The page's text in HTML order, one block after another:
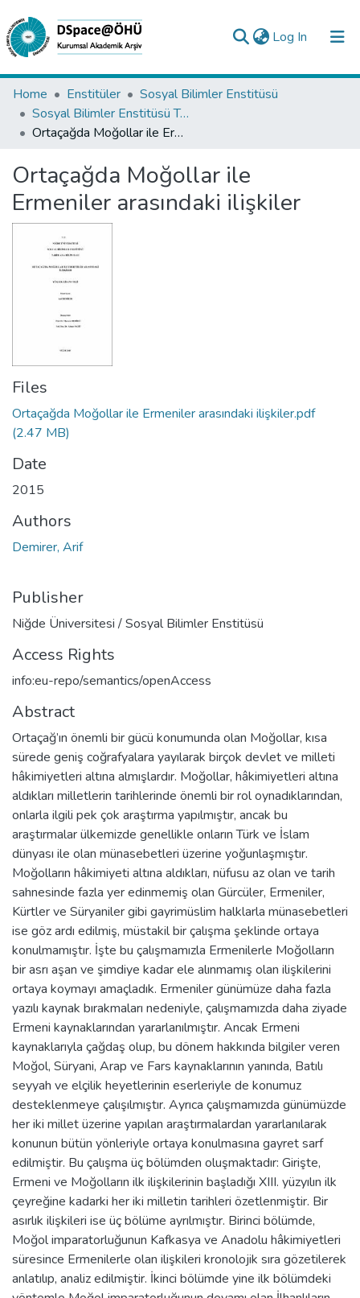
Log In (current)
Collections
All of DSpace
Analyze
Request/Question
Home Enstitüler
Sosyal Bilimler Enstitüsü
Sosyal Bilimler Enstitüsü Tez Koleksiyonu
Ortaçağda Moğollar ile Ermeniler arasındaki ilişkiler
Ortaçağda Moğollar ile
Ermeniler arasındaki ilişkiler
Files
Ortaçağda Moğollar ile Ermeniler arasındaki ilişkiler.pdf
(2.47 MB)
Date
2015
Authors
Demirer, Arif
Publisher
Niğde Üniversitesi / Sosyal Bilimler Enstitüsü
Access Rights
info:eu-repo/semantics/openAccess
Abstract
Ortaçağ’ın önemli bir gücü konumunda olan Moğollar, kısa
sürede geniş coğrafyalara yayılarak birçok devlet ve milleti
hâkimiyetleri altına almışlardır. Moğollar, hâkimiyetleri altına
aldıkları milletlerin tarihlerinde önemli bir rol oynadıklarından,
onlarla ilgili pek çok araştırma yapılmıştır, ancak bu
araştırmalar ülkemizde genellikle onların Türk ve İslam
dünyası ile olan münasebetleri üzerine yoğunlaşmıştır.
Moğolların hâkimiyeti altına aldıkları, nüfusu az olan ve tarih
sahnesinde fazla yer edinmemiş olan Gürcüler, Ermeniler,
Kürtler ve Süryaniler gibi gayrimüslim halklarla münasebetleri
ise göz ardı edilmiş, müstakil bir çalışma şeklinde ortaya
konulmamıştır. İşte bu çalışmamızla Ermenilerle Moğolların
bir asrı aşan ve şimdiye kadar ele alınmamış olan ilişkilerini
ortaya koymayı amaçladık. Ermeniler günümüze daha fazla
yazılı kaynak bırakmaları nedeniyle, çalışmamızda daha ziyade
Ermeni kaynaklarından yararlanılmıştır. Ancak Ermeni
kaynaklarıyla çağdaş olup, bu dönem hakkında bilgiler veren
Moğol, Süryani, Arap ve Fars kaynaklarının yanında, Batılı
seyyah ve elçilik heyetlerinin eserleriyle de konumuz
desteklenmeye çalışılmıştır. Ayrıca çalışmamızda günümüzde
her iki millet üzerine yapılan araştırmalardan yararlanılarak
konunun bütün yönleriyle ortaya konulmasına gayret sarf
edilmiştir. Bu çalışma üç bölümden oluşmaktadır: Girişte,
Ermeni ve Moğolların ilk ilişkilerinin başladığı XIII. yüzyılın ilk
çeyreğine kadarki her iki milletin tarihleri özetlenmiştir. Bir
asırlık ilişkileri ise üç bölüme ayrılmıştır. Birinci bölümde,
Moğol imparatorluğunun Kafkasya ve Anadolu hâkimiyetleri
süresince Ermenilerle olan ilişkileri kronolojik sıra gözetilerek
anlatılıp, analiz edilmiştir. İkinci bölümde yine ilk bölümdeki